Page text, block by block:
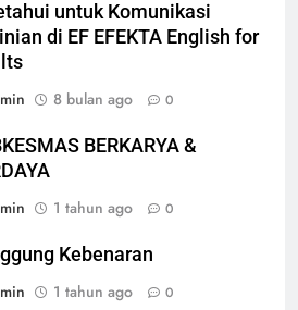
untuk Komunikasi
di EF EFEKTA English for
8 bulan ago 0
BERKARYA &
1 tahun ago 0
Kebenaran
1 tahun ago 0